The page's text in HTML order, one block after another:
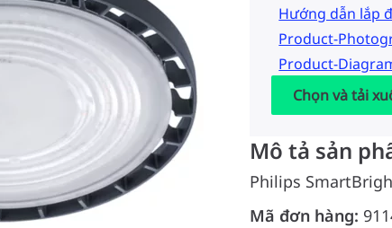
Hướng dẫn lắp
Product-
Product-
Chọn và tải
Mô tả sản
Philips
Mã đơn hàng: